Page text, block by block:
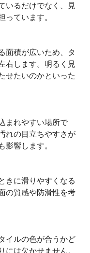
いるだけでなく、見
ています。
面積が広いため、タ
右します。明るく見
せたいのかといった
まれやすい場所で
れの目立ちやすさが
響します。
きに滑りやすくなる
の質感や防滑性を考
イルの色が合うかど
には欠かせません。